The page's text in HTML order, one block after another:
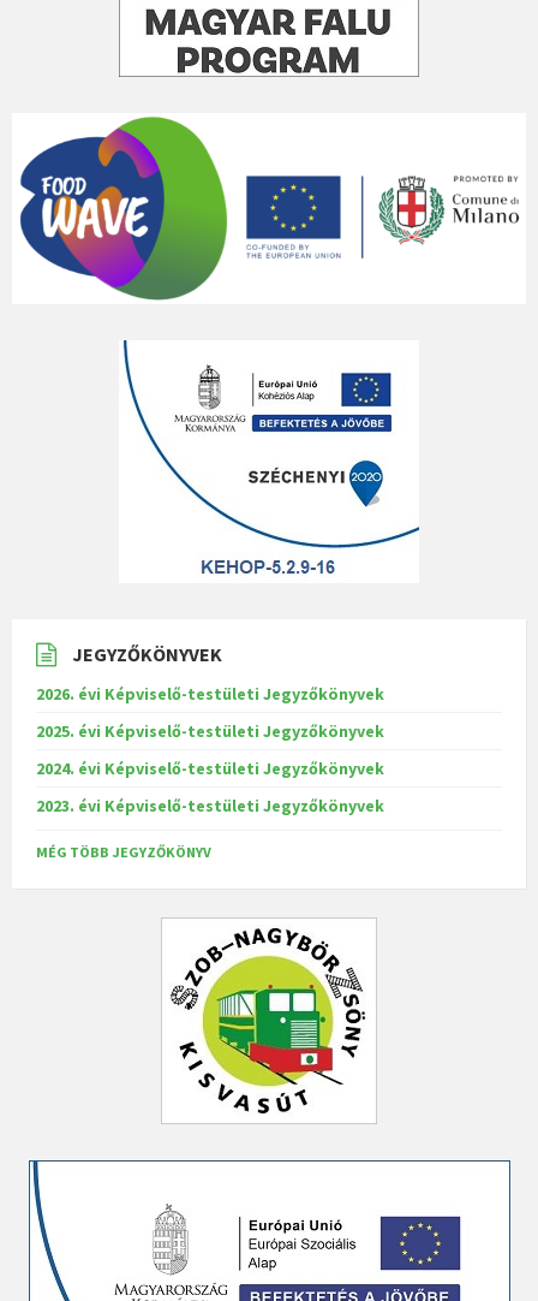
JEGYZŐKÖNYVEK
2026. évi Képviselő-testületi Jegyzőkönyvek
2025. évi Képviselő-testületi Jegyzőkönyvek
2024. évi Képviselő-testületi Jegyzőkönyvek
2023. évi Képviselő-testületi Jegyzőkönyvek
MÉG TÖBB JEGYZŐKÖNYV